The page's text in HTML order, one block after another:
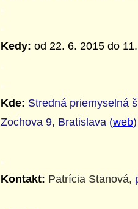
.
.
Kedy: od 22. 6. 2015 do
.
.
Kde: Stredná priemyselná
Zochova 9, Bratislava (web)
.
Kontakt: Patrícia Stanová,